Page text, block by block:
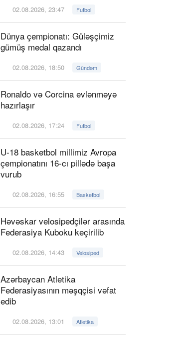
02.08.2026, 23:47 Futbol
Dünya çempionatı: Güləşçimiz
gümüş medal qazandı
02.08.2026, 18:50 Gündəm
Ronaldo və Corcina evlənməyə
hazırlaşır
02.08.2026, 17:24 Futbol
U-18 basketbol millimiz Avropa
çempionatını 16-cı pillədə başa
vurub
02.08.2026, 16:55 Basketbol
Həvəskar velosipedçilər arasında
Federasiya Kuboku keçirilib
02.08.2026, 14:43 Velosiped
Azərbaycan Atletika
Federasiyasının məşqçisi vəfat
edib
02.08.2026, 13:01 Atletika